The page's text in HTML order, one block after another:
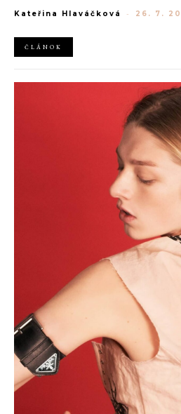
od 22. do 28. septembra privíta
značky Moschino.
Kateřina Hlaváčková - 26. 7.
ČLÁNOK